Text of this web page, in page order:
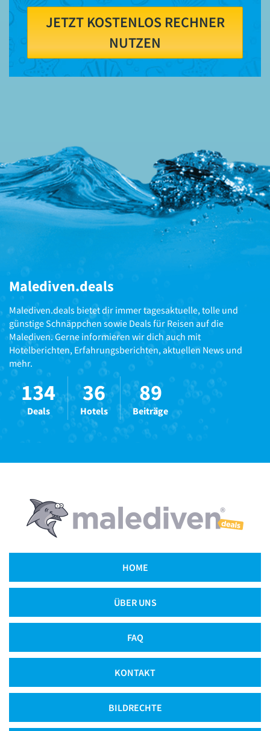
JETZT KOSTENLOS RECHNER
NUTZEN
Malediven.deals
Malediven.deals bietet dir immer tagesaktuelle, tolle und
günstige Schnäppchen sowie Deals für Reisen auf die
Malediven. Gerne informieren wir dich auch mit
Hotelberichten, Erfahrungsberichten, aktuellen News und
mehr.
134
Deals
36
Hotels
89
Beiträge
HOME
ÜBER UNS
FAQ
KONTAKT
BILDRECHTE